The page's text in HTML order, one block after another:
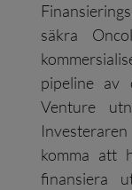
säkra
pipeline av
Venture
komma att
finansiera